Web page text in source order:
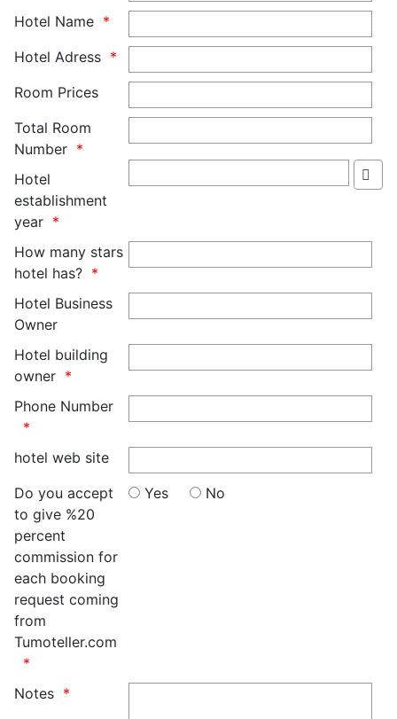
Hotel Name
Hotel Adress
Room Prices
Total Room
Number
Hotel
establishment
year
How many stars
hotel has?
Hotel Business
Owner
Hotel building
owner
Phone Number
hotel web site
Do you accept
to give %20
percent
commission for
each booking
request coming
from
Tumoteller.com
Yes No
Notes